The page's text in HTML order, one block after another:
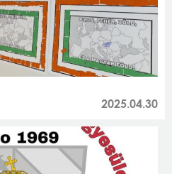
2025.04.30